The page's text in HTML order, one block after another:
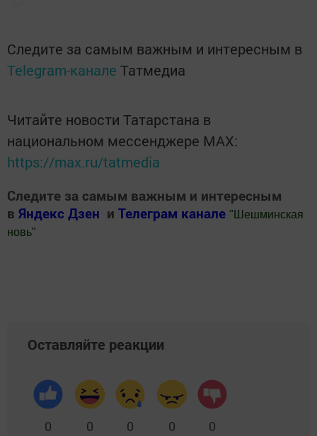
Следите за самым важным и интересным в
Telegram-канале Татмедиа
Читайте новости Татарстана в
национальном мессенджере MАХ:
https://max.ru/tatmedia
Следите за самым важным и интересным
в Яндекс Дзен и Телеграм канале " Шешминская
новь"
Оставляйте реакции
0 0 0 0 0